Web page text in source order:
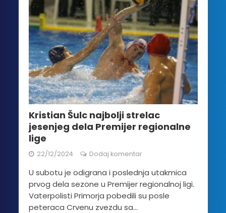
Kristian Šulc najbolji strelac
jesenjeg dela Premijer regionalne
lige
22/12/2024 Dodaj komentar
U subotu je odigrana i poslednja utakmica
prvog dela sezone u Premijer regionalnoj ligi.
Vaterpolisti Primorja pobedili su posle
peteraca Crvenu zvezdu sa...